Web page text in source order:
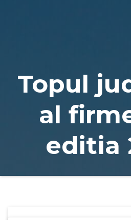
Topul
al
editia